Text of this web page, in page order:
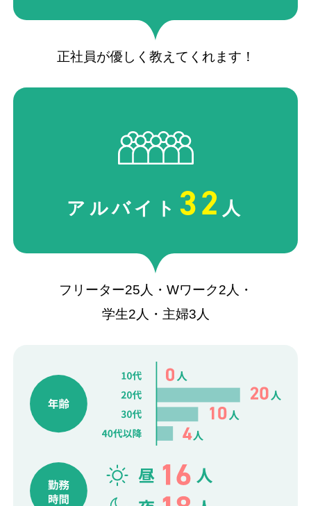
正社員が優しく教えてくれます！
アルバイト 32人
フリーター25人・Wワーク2人・
学生2人・主婦3人